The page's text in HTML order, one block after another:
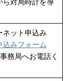
ネット申込み
みフォーム
務局へお電話く